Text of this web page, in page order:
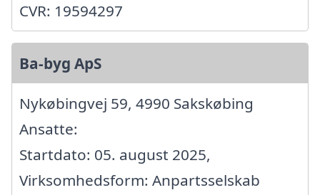
CVR: 19594297
Ba-byg ApS
Nykøbingvej 59, 4990 Sakskøbing
Ansatte:
Startdato: 05. august 2025,
Virksomhedsform: Anpartsselskab